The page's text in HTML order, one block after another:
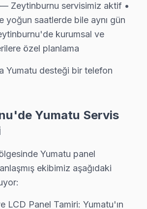
servis Merkezi
uzman ekibimiz, Zeytinburnu
servis talebiniz için bizi
servis ekibi olarak,
— Zeytinburnu özelinde Yumatu
Yumatu başvuruları incelendiğinde
değerlendirme döneminde
teslim
teslim
Zeytinburnu servisimiz aktif •
yoğun saatlerde bile aynı gün
kurumsal ve
özel planlama
Yumatu desteği bir telefon
Yumatu Servis
Yumatu panel
ekibimiz aşağıdaki
LCD Panel Tamiri: Yumatu'ın